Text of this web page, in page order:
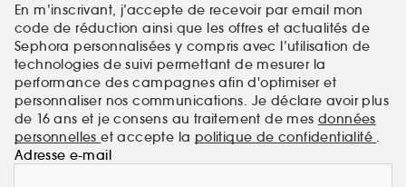
En m’inscrivant, j’accepte de recevoir par email mon
code de réduction ainsi que les offres et actualités de
Sephora personnalisées y compris avec l’utilisation de
technologies de suivi permettant de mesurer la
performance des campagnes afin d'optimiser et
personnaliser nos communications. Je déclare avoir plus
de 16 ans et je consens au traitement de mes données
personnelleset accepte la politique de confidentialité .
Adresse e-mail